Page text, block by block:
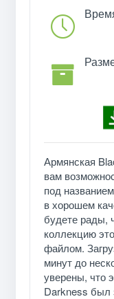
Армянская
вам
под
в хорошем
будете рады,
коллекцию
файлом.
минут до
уверены, что
Darkness был